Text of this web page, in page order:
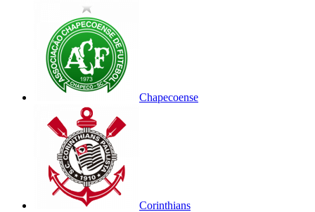
Chapecoense
Corinthians